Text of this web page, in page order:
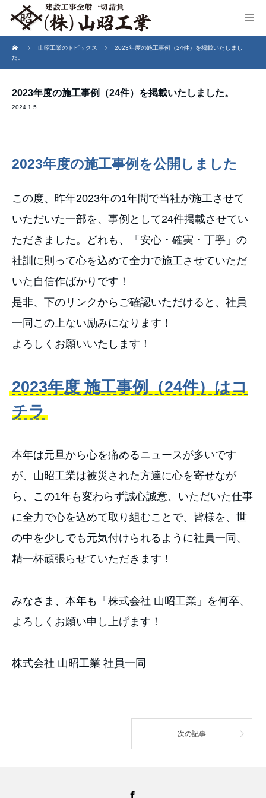
山昭工業のトピックス
2023年度の施工事例（24件）を掲載いたしまし
た。
2023年度の施工事例（24件）を掲載いたしました。
2024.1.5
2023年度の施工事例を公開しました
この度、昨年2023年の1年間で当社が施工させて
いただいた一部を、事例として24件掲載させてい
ただきました。どれも、「安心・確実・丁寧」の
社訓に則って心を込めて全力で施工させていただ
いた自信作ばかりです！
是非、下のリンクからご確認いただけると、社員
一同この上ない励みになります！
よろしくお願いいたします！
2023年度 施工事例（24件）はコ
チラ
本年は元旦から心を痛めるニュースが多いです
が、山昭工業は被災された方達に心を寄せなが
ら、この1年も変わらず誠心誠意、いただいた仕事
に全力で心を込めて取り組むことで、皆様を、世
の中を少しでも元気付けられるように社員一同、
精一杯頑張らせていただきます！
みなさま、本年も「株式会社 山昭工業」を何卒、
よろしくお願い申し上げます！
株式会社 山昭工業 社員一同
次の記事